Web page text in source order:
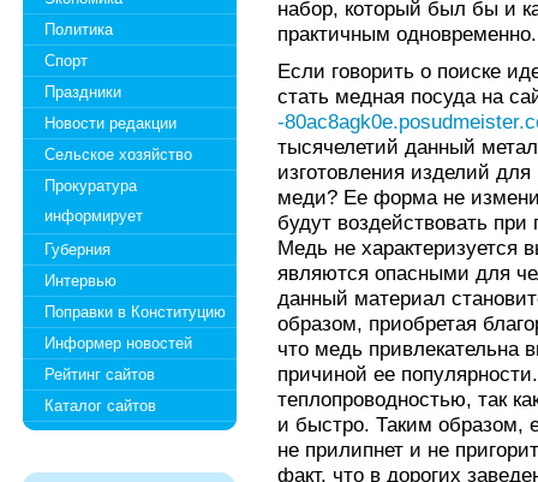
Политика
Спорт
Праздники
Новости редакции
Сельское хозяйство
Прокуратура
информирует
Губерния
Интервью
Поправки в Конституцию
Информер новостей
Рейтинг сайтов
Каталог сайтов
набор, который был бы и
практичным одновременно.
Если говорить о поиске
стать медная посуда на
-
тысячелетий данный
изготовления изделий
меди? Ее форма не
будут воздействовать
Медь не характеризуется
являются опасными для
данный материал
образом, приобретая
что медь привлекательна
причиной ее
теплопроводностью, так
и быстро. Таким образом,
не прилипнет и не
факт, что в дорогих